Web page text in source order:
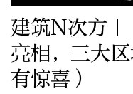
建筑N次方
亮相，三大
有惊喜）